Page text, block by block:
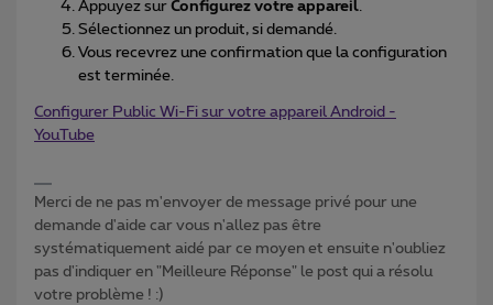
Appuyez sur Configurez votre appareil.
Sélectionnez un produit, si demandé.
Vous recevrez une confirmation que la configuration
est terminée.
Configurer Public Wi-Fi sur votre appareil Android -
YouTube
Merci de ne pas m'envoyer de message privé pour une
demande d'aide car vous n'allez pas être
systématiquement aidé par ce moyen et ensuite n'oubliez
pas d'indiquer en "Meilleure Réponse" le post qui a résolu
votre problème ! :)